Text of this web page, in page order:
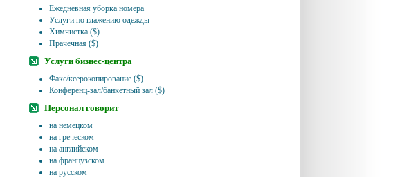
Ежедневная уборка номера
Услуги по глажению одежды
Химчистка ($)
Прачечная ($)
Услуги бизнес-центра
Факс/ксерокопирование ($)
Конференц-зал/банкетный зал ($)
Персонал говорит
на немецком
на греческом
на английском
на французском
на русском